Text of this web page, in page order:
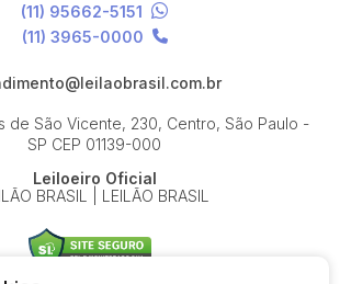
(11) 95662-5151
(11) 3965-0000
de São Vicente, 230, Centro, São Paulo -
SP CEP 01139-000
Leiloeiro Oficial
BRASIL | LEILÃO BRASIL